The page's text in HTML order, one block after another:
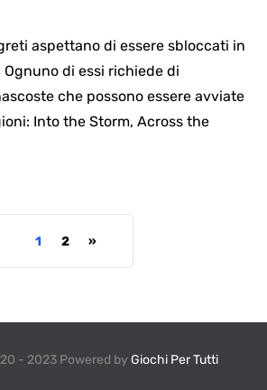
aspettano di essere sbloccati in
Ognuno di essi richiede di
che possono essere avviate
Into the Storm, Across the
1 2 »
- 2023 Powered by Giochi Per Tutti